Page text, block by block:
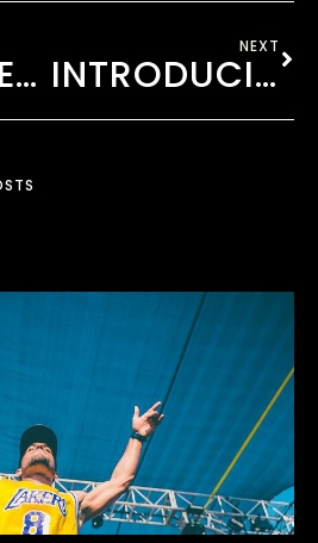
JOIN THE EDMB 2020 VOLUNTEERS
NEXT
INTRODUCING EDMB CAMP VILLAGE